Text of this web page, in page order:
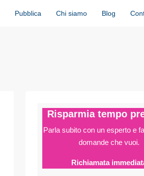
Pubblica Chi siamo Blog
Risparmia tempo
Parla subito con un esperto e
domande che vuoi.
Richiamata